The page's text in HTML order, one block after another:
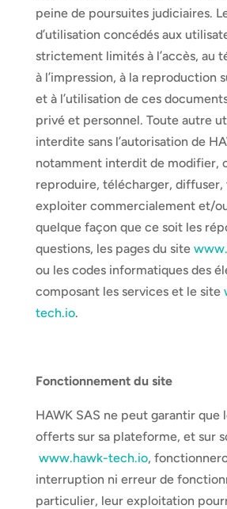
peine de poursuites judiciaires.
d’utilisation concédés aux
strictement limités à l’accès, au
à l’impression, à la reproduction
et à l’utilisation de ces
privé et personnel. Toute autre
interdite sans l’autorisation de
notamment interdit de modifier,
reproduire, télécharger,
exploiter commercialement et/
quelque façon que ce soit les
questions, les pages du site
ou les codes informatiques des
composant les services et le site
tech.io.
Fonctionnement du site
HAWK SAS ne peut garantir que
offerts sur sa plateforme, et sur
www.hawk-tech.io,
interruption ni erreur de
particulier, leur exploitation